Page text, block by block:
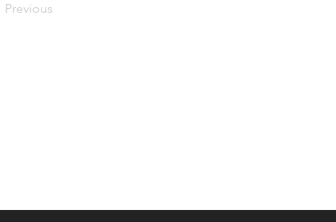
Previous